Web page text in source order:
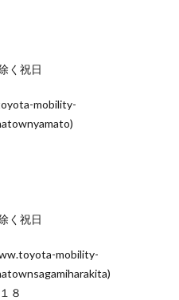
く祝日
mobility-
く祝日
mobility-
８